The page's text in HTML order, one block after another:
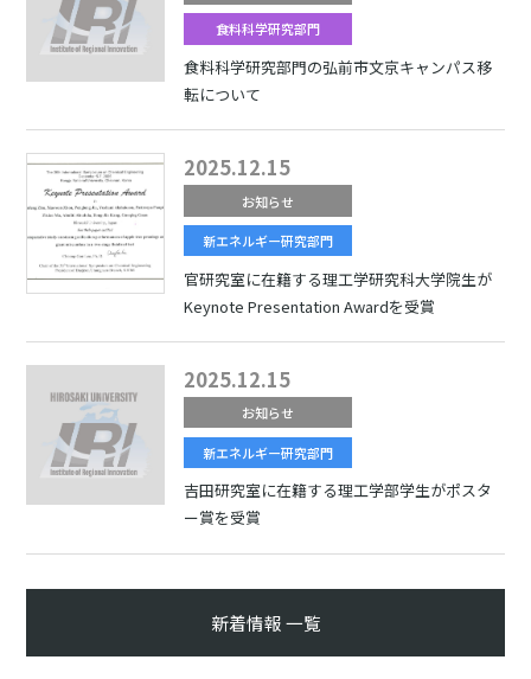
食料科学研究部門
食料科学研究部門の弘前市文京キャンパス移
転について
2025.12.15
お知らせ
新エネルギー研究部門
官研究室に在籍する理工学研究科大学院生が
Keynote Presentation Awardを受賞
2025.12.15
お知らせ
新エネルギー研究部門
吉田研究室に在籍する理工学部学生がポスタ
ー賞を受賞
新着情報 一覧